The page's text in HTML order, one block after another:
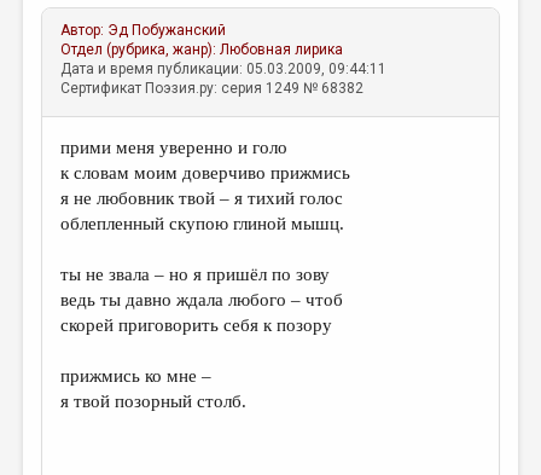
АВТОРЫ
КОММЕНТАРИИ
ЛИТСАЛОН
НОВОСТИ
ПРАВИЛА САЙТА
ИЗБРАННОЕ
ДАЙДЖЕСТ
ПРОИЗВЕДЕНИЯ
ПЕРЕВОДЫ
Автор: Эд Побужанский
Отдел (рубрика, жанр):Любовная лирика
Дата и время публикации: 05.03.2009, 09:44:11
Сертификат Поэзия.ру: серия 1249 № 68382
прими меня уверенно и голо
к словам моим доверчиво прижмись
я не любовник твой – я тихий голос
облепленный скупою глиной мышц.
ты не звала – но я пришёл по зову
ведь ты давно ждала любого – чтоб
скорей приговорить себя к позору
прижмись ко мне –
я твой позорный столб.